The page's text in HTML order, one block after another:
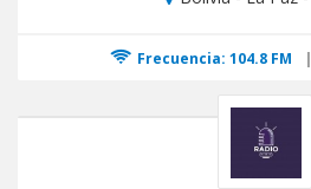
Frecuencia: 104.8 FM |